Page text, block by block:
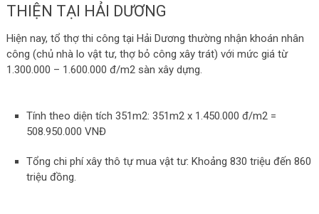
THIỆN TẠI HẢI DƯƠNG
Hiện nay, tổ thợ thi công tại Hải Dương thường nhận khoán nhân
công (chủ nhà lo vật tư, thợ bỏ công xây trát) với mức giá từ
1.300.000 – 1.600.000 đ/m2 sàn xây dựng.
Tính theo diện tích 351m2:351m2 x 1.450.000 đ/m2 =
508.950.000 VNĐ
Tổng chi phí xây thô tự mua vật tư: Khoảng 830 triệu đến 860
triệu đồng.